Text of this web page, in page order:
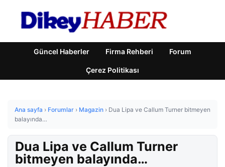
Güncel Haberler Firma Rehberi Forum
Çerez Politikası
Ana sayfa › Forumlar › Magazin › Dua Lipa ve Callum Turner bitmeyen
balayında…
Dua Lipa ve Callum Turner
bitmeyen balayında…